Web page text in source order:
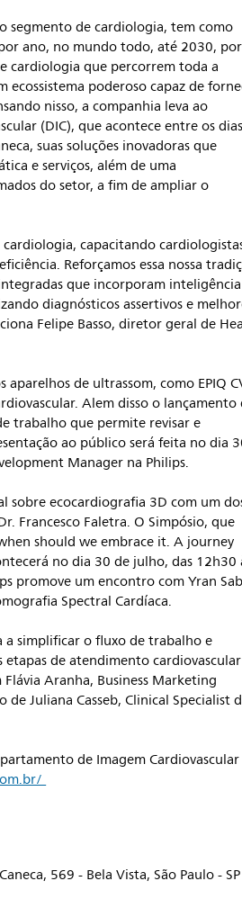
segmento de cardiologia, tem como
ano, no mundo todo, até 2030, por
cardiologia que percorrem toda a
poderoso capaz de
nisso, a companhia leva ao
(DIC), que acontece entre os dias
suas soluções inovadoras que
e serviços, além de uma
do setor, a fim de ampliar o
capacitando
Reforçamos essa nossa
que incorporam inteligência
diagnósticos assertivos e
Felipe Basso, diretor geral de
de ultrassom, como EPIQ
Alem disso o lançamento
trabalho que permite revisar e
ao público será feita no dia
Manager na Philips.
sobre ecocardiografia 3D com um
Francesco Faletra. O Simpósio, que
should we embrace it. A journey
no dia 30 de julho, das 12h30
promove um encontro com Yran
Spectral Cardíaca.
a simplificar o fluxo de trabalho e
de atendimento
Aranha, Business Marketing
Juliana Casseb, Clinical Specialist
de Imagem Cardiovascular
569 - Bela Vista, São Paulo - SP